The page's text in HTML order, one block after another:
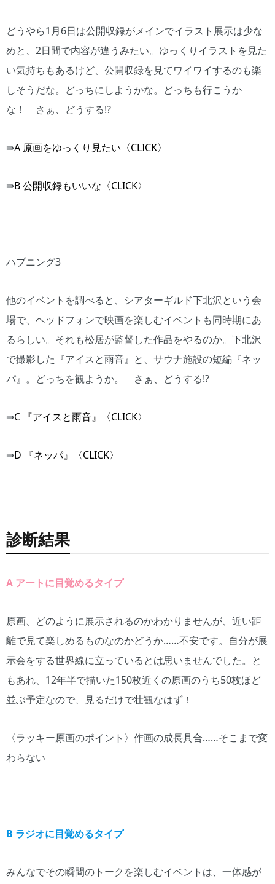
どうやら1月6日は公開収録がメインでイラスト展示は少な
めと、2日間で内容が違うみたい。ゆっくりイラストを見た
い気持ちもあるけど、公開収録を見てワイワイするのも楽
しそうだな。どっちにしようかな。どっちも行こうか
な！ さぁ、どうする!?
⇛A 原画をゆっくり見たい〈CLICK〉
⇛B 公開収録もいいな〈CLICK〉
ハプニング3
他のイベントを調べると、シアターギルド下北沢という会
場で、ヘッドフォンで映画を楽しむイベントも同時期にあ
るらしい。それも松居が監督した作品をやるのか。下北沢
で撮影した『アイスと雨音』と、サウナ施設の短編『ネッ
パ』。どっちを観ようか。 さぁ、どうする!?
⇛C 『アイスと雨音』〈CLICK〉
⇛D 『ネッパ』〈CLICK〉
診断結果
A アートに目覚めるタイプ
原画、どのように展示されるのかわかりませんが、近い距
離で見て楽しめるものなのかどうか……不安です。自分が展
示会をする世界線に立っているとは思いませんでした。と
もあれ、12年半で描いた150枚近くの原画のうち50枚ほど
並ぶ予定なので、見るだけで壮観なはず！
〈ラッキー原画のポイント〉作画の成長具合……そこまで変
わらない
B ラジオに目覚めるタイプ
みんなでその瞬間のトークを楽しむイベントは、一体感が